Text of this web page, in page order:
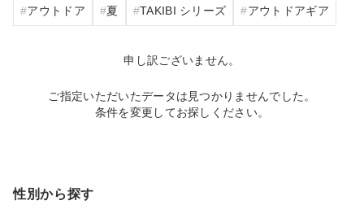
アウトドア 夏 TAKIBI シリーズ アウトドアギア
申し訳ございません。
ご指定いただいたデータは見つかりませんでした。
条件を変更してお探しください。
性別から探す